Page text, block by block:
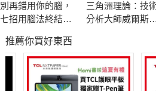
更遑論探討如何創新、如何以精實有
本書作者張安梅，前半生在科技產業
後來投身世界各地的非營利組織工作
別再錯用你的腦，
七招用腦法終結分
佐證，日本醫界權
威教你優化大腦功
能，工作能力加倍
【暢銷紀念版】
三角洲理論：技
分析大師威爾斯．
推薦你買好東西